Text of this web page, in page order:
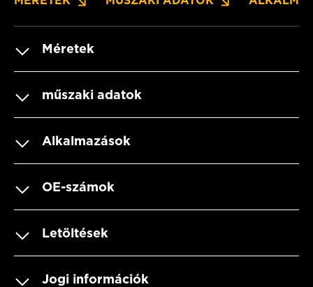
Méretek
műszaki adatok
Alkalmazások
OE-számok
Letöltések
Jogi információk